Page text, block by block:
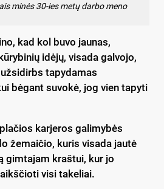
minės 30-ies metų darbo meno
kad kol buvo jaunas,
idėjų, visada galvojo,
tapydamas
bėgant suvokė, jog vien tapyti
karjeros galimybės
žemaičio, kuris visada jautė
gimtajam kraštui, kur jo
visi takeliai.